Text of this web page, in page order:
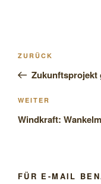
Vorheriger
Beitrag
ZURÜCK
Zukunftsprojekt
Nächster
Beitrag
WEITER
Windkraft:
FÜR E-MAIL